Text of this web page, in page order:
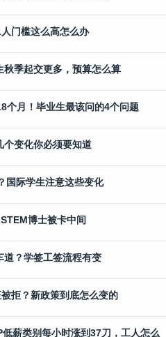
门槛这么高怎么办
季起交更多，预算怎么算
个月！毕业生最该问的4个问题
个变化你必须要知道
国际学生注意这些变化
博士被卡中间
道？学签工签流程有变
拒？新政策到底怎么变的
薪类别每小时涨到37刀，工人怎么